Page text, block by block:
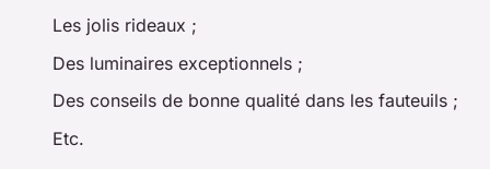
Les jolis rideaux ;
Des luminaires exceptionnels ;
Des conseils de bonne qualité dans les fauteuils ;
Etc.